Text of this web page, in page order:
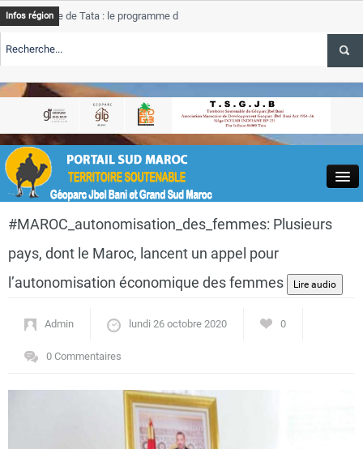
Close
Actualités
Infos régionde Tata : le programme de rehabilitation post-inondations
ALERTE TSGJB Tourisme : l’ONMT renforce l’aerien a Dakhla et
ALERTE TSGJB Tourisme au Maroc : Transavia renforce les vols Paris-
#MAROC_autonomisation_des_femmes: Plusieurs
pays, dont le Maroc, lancent un appel pour
l’autonomisation économique des femmes
Admin lundi 26 octobre 2020 0
0 Commentaires